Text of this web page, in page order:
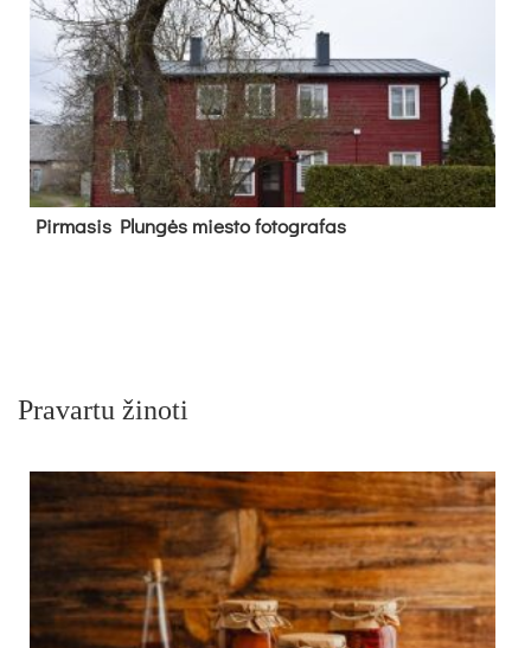
Pir­ma­sis Plun­gės mies­to fo­tog­ra­fas
Pravartu žinoti